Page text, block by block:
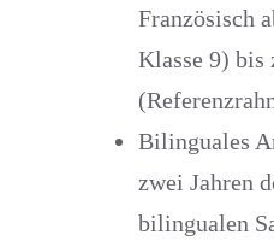
Französisch
Klasse 9)
Bilinguales
zwei Jahren
bilingualen